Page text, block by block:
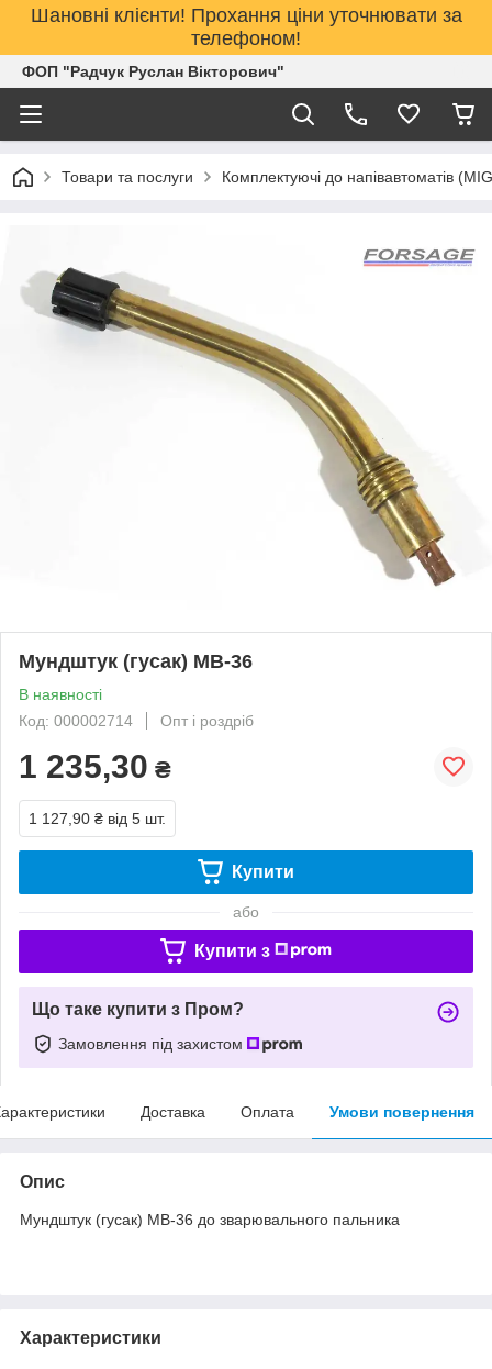
Шановні клієнти! Прохання ціни уточнювати за
телефоном!
ФОП "Радчук Руслан Вікторович"
Товари та послуги Комплектуючі до напівавтоматів
Мундштук (гусак) MB-36
В наявності
Код: 000002714
Опт і роздріб
1 235,30 ₴
1 127,90 ₴ від 5 шт.
Купити
або
Купити з
Що таке купити з Пром?
Замовлення під захистом
Доставка Оплата Умови повернення
Опис
Мундштук (гусак) MB-36 до зварювального пальника
Характеристики